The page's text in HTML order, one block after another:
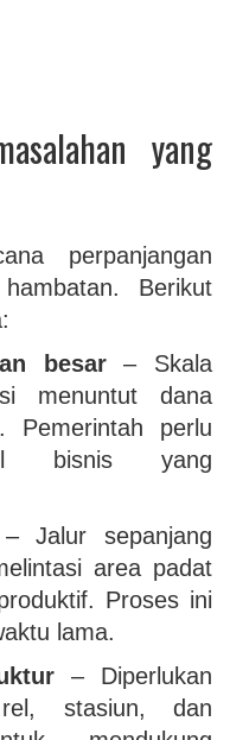
yang
perpanjangan
Berikut
besar– Skala
menuntut dana
Pemerintah perlu
bisnis yang
– Jalur sepanjang
area padat
Proses ini
lama.
– Diperlukan
stasiun, dan